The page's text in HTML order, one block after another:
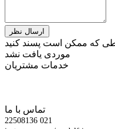
که ممکن است پسند کنید
موردی یافت نشد
خدمات مشتریان
تماس با ما
22508136 021